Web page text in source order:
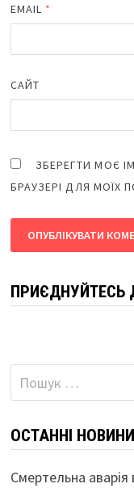
EMAIL *
САЙТ
ЗБЕРЕГТИ МОЄ
БРАУЗЕРІ ДЛЯ МОЇХ
ПРИЄДНУЙТЕСЬ
Пошук:
ОСТАННІ НОВИНИ
Смертельна аварія